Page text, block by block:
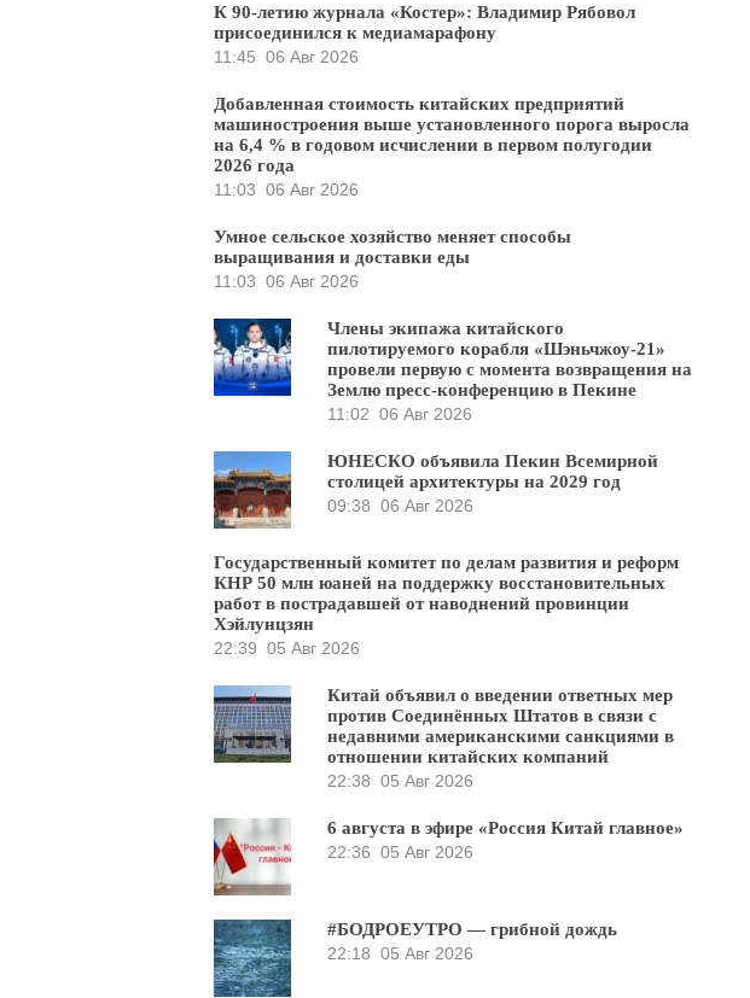
К 90-летию журнала «Костер»: Владимир Рябовол
присоединился к медиамарафону
11:45 06 Авг 2026
Добавленная стоимость китайских предприятий
машиностроения выше установленного порога выросла
на 6,4 % в годовом исчислении в первом полугодии
2026 года
11:03 06 Авг 2026
Умное сельское хозяйство меняет способы
выращивания и доставки еды
11:03 06 Авг 2026
Члены экипажа китайского
пилотируемого корабля «Шэньчжоу-21»
провели первую с момента возвращения на
Землю пресс-конференцию в Пекине
11:02 06 Авг 2026
ЮНЕСКО объявила Пекин Всемирной
столицей архитектуры на 2029 год
09:38 06 Авг 2026
Государственный комитет по делам развития и реформ
КНР 50 млн юаней на поддержку восстановительных
работ в пострадавшей от наводнений провинции
Хэйлунцзян
22:39 05 Авг 2026
Китай объявил о введении ответных мер
против Соединённых Штатов в связи с
недавними американскими санкциями в
отношении китайских компаний
22:38 05 Авг 2026
6 августа в эфире «Россия Китай главное»
22:36 05 Авг 2026
#БОДРОЕУТРО — грибной дождь
22:18 05 Авг 2026